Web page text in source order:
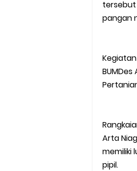
pangan
Arta
memiliki
pipil.